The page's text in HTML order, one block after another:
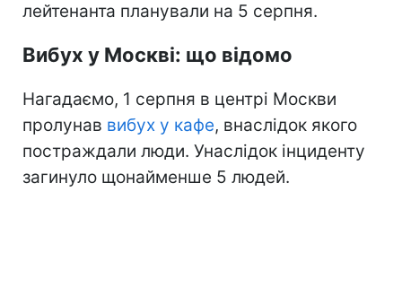
лейтенанта планували на 5 серпня.
Вибух у Москві: що відомо
Нагадаємо, 1 серпня в центрі Москви
пролунав вибух у кафе, внаслідок якого
постраждали люди. Унаслідок інциденту
загинуло щонайменше 5 людей.